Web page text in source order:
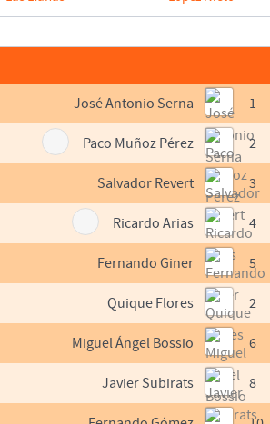
1
José Antonio Serna
2
Paco Muñoz Pérez
3
Salvador Revert
4
Ricardo Arias
5
Fernando Giner
2
Quique Flores
6
Miguel Ángel Bossio
8
Javier Subirats